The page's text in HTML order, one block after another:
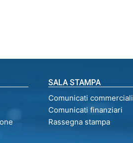
SALA STAMPA
Comunicati commerciali
Comunicati finanziari
Rassegna stampa